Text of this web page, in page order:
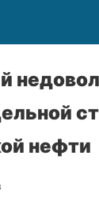
нефти